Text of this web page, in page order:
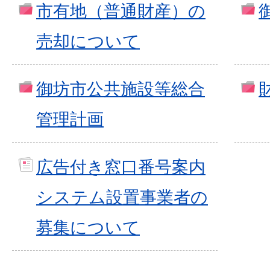
市有地（普通財産）の
売却について
御坊市公共施設等総合
管理計画
広告付き窓口番号案内
システム設置事業者の
募集について